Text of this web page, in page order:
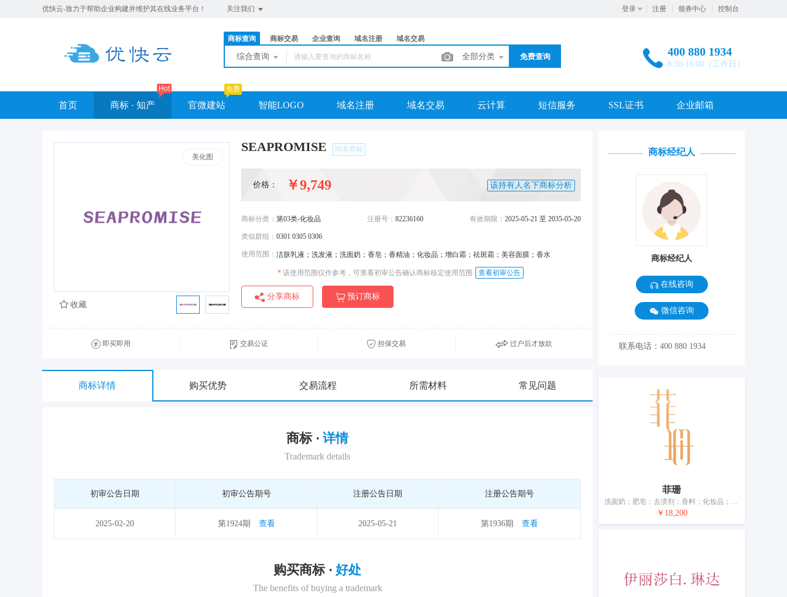
优快云-致力于帮助企业构建并维护其在线业务平台！ 关注我们 登录 注册 领券中心 控制台
商标查询 商标交易 企业查询 域名注册 域名交易
综合查询 全部分类 免费查询 400 880 1934
8:30-18:00（工作日）
首页 商标 · 知产
Hot
官微建站
免费
智能LOGO 域名注册 域名交易 云计算 短信服务 SSL证书 企业邮箱
美化图
SEAPROMISE 同名商标
价格： ￥9,749 该持有人名下商标分析
商标分类： 第03类-化妆品 注册号： 82236160 有效期限： 2025-05-21 至 2035-05-20
类似群组： 0301 0305 0306
使用范围： 洁肤乳液；洗发液；洗面奶；香皂；香精油；化妆品；增白霜；祛斑霜；美容面膜；香水
* 该使用范围仅作参考，可查看初审公告确认商标核定使用范围 查看初审公告
分享商标
预订商标
收藏
即买即用 交易公证 担保交易 过户后才放款
商标详情 购买优势 交易流程 所需材料 常见问题
商标 · 详情
Trademark details
初审公告日期 初审公告期号 注册公告日期 注册公告期号
2025-02-20 第1924期 查看 2025-05-21 第1936期 查看
购买商标 · 好处
The benefits of buying a trademark
商标经纪人
商标经纪人
在线咨询
微信咨询
联系电话：400 880 1934
菲珊
洗面奶；肥皂；去渍剂；香料；化妆品；香水；花露水；牙膏；香；空气芳香剂
￥18,200